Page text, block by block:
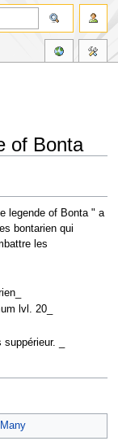
of Bonta
legende of Bonta " a
bontarien qui
les
lvl. 20_
suppérieur. _